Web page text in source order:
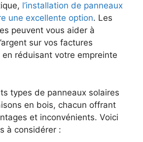
l’installation de panneaux
une excellente option. Les
peuvent vous ⁤aider à
sur vos factures
en⁤ réduisant votre⁣ empreinte
types de panneaux solaires
‌en bois, chacun ​offrant
et⁢ inconvénients. Voici
à considérer :